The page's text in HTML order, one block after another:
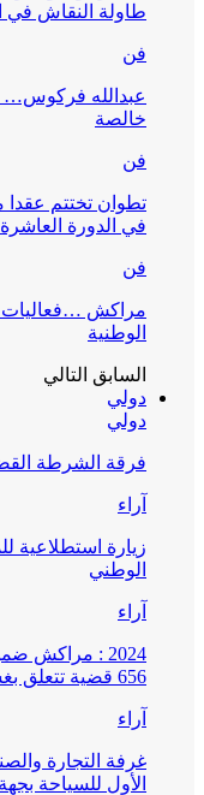
طاولة النقاش في
فن
عبدالله فركوس…
خالصة
فن
تطوان تختتم عقدا
في الدورة
فن
مراكش …فعاليات
الوطنية
السابق التالي
دولي
دولي
فرقة الشرطة
آراء
زيارة استطلاعية
الوطني
آراء
2024 :
656 قضية تتعلق بغسيل الأموال
آراء
غرفة التجارة
الأول للسياحة